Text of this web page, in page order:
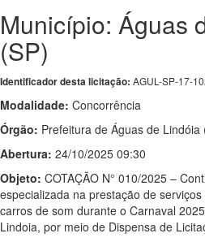
Município: Águas
(SP)
Identificador desta licitação: AGUL-SP-17-
Modalidade: Concorrência
Órgão: Prefeitura de Águas de Lindóia
Abertura: 24/10/2025 09:30
Objeto: COTAÇÃO N° 010/2025 –
especializada na prestação de
carros de som durante o Carnaval
Lindoia, por meio de Dispensa de